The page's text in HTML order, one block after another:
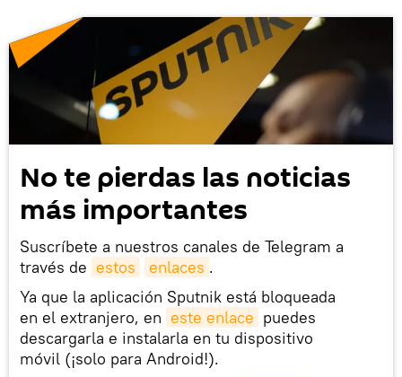
No te pierdas las noticias
más importantes
Suscríbete a nuestros canales de Telegram a
través de estos enlaces .
Ya que la aplicación Sputnik está bloqueada
en el extranjero, en este enlace puedes
descargarla e instalarla en tu dispositivo
móvil (¡solo para Android!).